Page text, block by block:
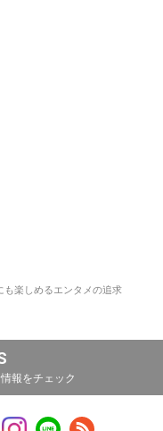
楽しめるエンタメの追求
報をチェック